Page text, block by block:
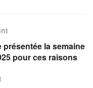
la semaine
pour ces raisons